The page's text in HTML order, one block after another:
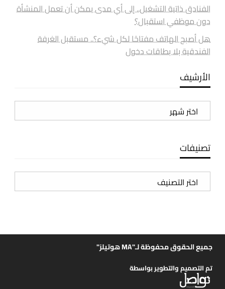
الفنادق ذاتية التشغيل.. إلى أي مدى يمكن أن تعمل المنشأة
دون موظفي استقبال؟
هل أصبح الهاتف مفتاحًا لكل شيء؟.. مستقبل الغرفة
الفندقية بلا بطاقات دخول
الأرشيف
الأرشيف
تصنيفات
تصنيفات
جميع الحقوق محفوظة لـ"MA هوتيلز"
تم التصميم والتطوير بواسطة